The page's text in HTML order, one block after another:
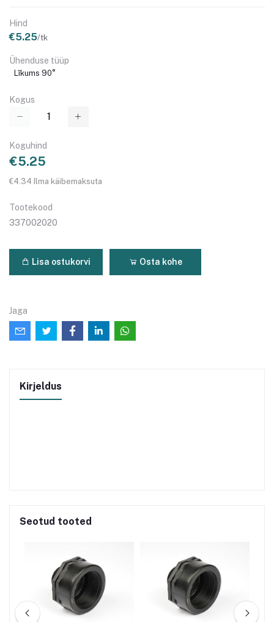
Hind
€5.25/tk
Ühenduse tüüp
Līkums 90°
Kogus
Koguhind
€5.25
€4.34 Ilma käibemaksuta
Tootekood
337002020
Lisa ostukorvi Osta kohe
Jaga
Kirjeldus
Seotud tooted